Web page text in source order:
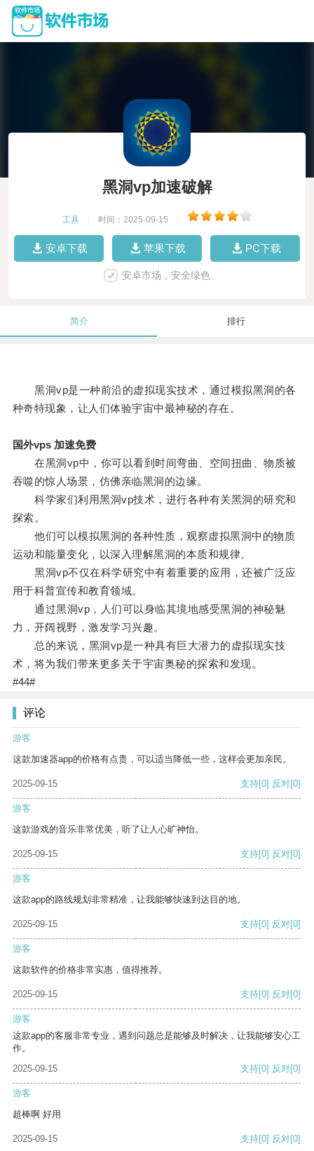
黑洞vp加速破解
工具 时间：2025-09-15
安卓下载 苹果下载 PC下载
安卓市场，安全绿色
简介 排行
黑洞vp是一种前沿的虚拟现实技术，通过模拟黑洞的各
种奇特现象，让人们体验宇宙中最神秘的存在。
国外vps 加速免费
在黑洞vp中，你可以看到时间弯曲、空间扭曲、物质被
吞噬的惊人场景，仿佛亲临黑洞的边缘。
科学家们利用黑洞vp技术，进行各种有关黑洞的研究和
探索。
他们可以模拟黑洞的各种性质，观察虚拟黑洞中的物质
运动和能量变化，以深入理解黑洞的本质和规律。
黑洞vp不仅在科学研究中有着重要的应用，还被广泛应
用于科普宣传和教育领域。
通过黑洞vp，人们可以身临其境地感受黑洞的神秘魅
力，开阔视野，激发学习兴趣。
总的来说，黑洞vp是一种具有巨大潜力的虚拟现实技
术，将为我们带来更多关于宇宙奥秘的探索和发现。
#44#
评论
游客
这款加速器app的价格有点贵，可以适当降低一些，这样会更加亲民。
2025-09-15 支持[0] 反对[0]
游客
这款游戏的音乐非常优美，听了让人心旷神怡。
2025-09-15 支持[0] 反对[0]
游客
这款app的路线规划非常精准，让我能够快速到达目的地。
2025-09-15 支持[0] 反对[0]
游客
这款软件的价格非常实惠，值得推荐。
2025-09-15 支持[0] 反对[0]
游客
这款app的客服非常专业，遇到问题总是能够及时解决，让我能够安心工
作。
2025-09-15
支持[0] 反对[0]
游客
超棒啊 好用
2025-09-15 支持[0] 反对[0]